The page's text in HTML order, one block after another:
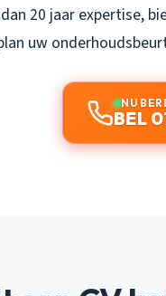
20 jaar expertise,
uw
NU
BEL